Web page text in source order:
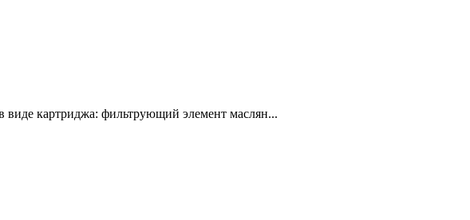
картриджа: фильтрующий элемент маслян...